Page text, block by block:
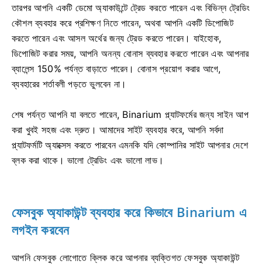
তারপর আপনি একটি ডেমো অ্যাকাউন্টে ট্রেড করতে পারেন এবং বিভিন্ন ট্রেডিং
কৌশল ব্যবহার করে প্রশিক্ষণ নিতে পারেন, অথবা আপনি একটি ডিপোজিট
করতে পারেন এবং আসল অর্থের জন্য ট্রেড করতে পারেন। যাইহোক,
ডিপোজিট করার সময়, আপনি অনন্য বোনাস ব্যবহার করতে পারেন এবং আপনার
ব্যালেন্স 150% পর্যন্ত বাড়াতে পারেন। বোনাস প্রয়োগ করার আগে,
ব্যবহারের শর্তাবলী পড়তে ভুলবেন না।
শেষ পর্যন্ত আপনি যা বলতে পারেন, Binarium প্ল্যাটফর্মের জন্য সাইন আপ
করা খুবই সহজ এবং দ্রুত। আমাদের সাইট ব্যবহার করে, আপনি সর্বদা
প্ল্যাটফর্মটি অ্যাক্সেস করতে পারবেন এমনকি যদি কোম্পানির সাইট আপনার দেশে
ব্লক করা থাকে। ভালো ট্রেডিং এবং ভালো লাভ।
ফেসবুক অ্যাকাউন্ট ব্যবহার করে কিভাবে Binarium এ
লগইন করবেন
আপনি ফেসবুক লোগোতে ক্লিক করে আপনার ব্যক্তিগত ফেসবুক অ্যাকাউন্ট